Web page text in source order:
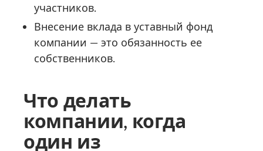
участников.
Внесение вклада в уставный фонд
компании — это обязанность ее
собственников.
Что делать
компании, когда
один из